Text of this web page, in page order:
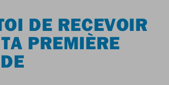
DE RECEVOIR
PREMIÈRE